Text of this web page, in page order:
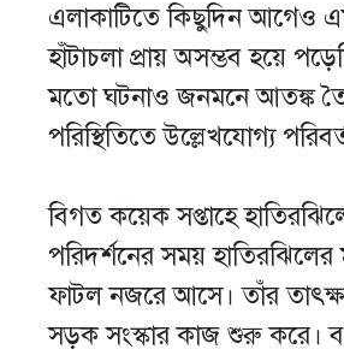
এলাকাটিতে কিছুদিন আগেও
হাঁটাচলা প্রায় অসম্ভব হয়ে
মতো ঘটনাও জনমনে আতঙ্ক
পরিস্থিতিতে উল্লেখযোগ্য
বিগত কয়েক সপ্তাহে
পরিদর্শনের সময়
ফাটল নজরে আসে। তাঁর
সড়ক সংস্কার কাজ শুরু করে।